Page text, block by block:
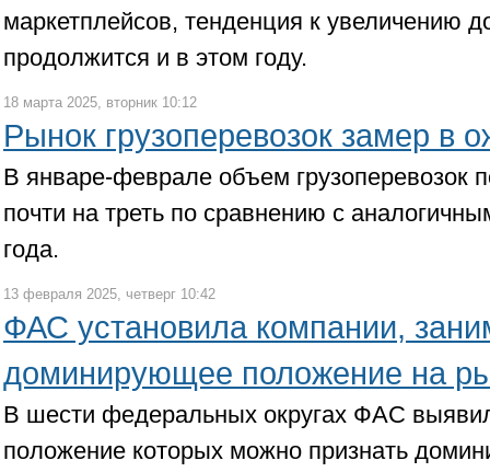
маркетплейсов, тенденция к увеличению
продолжится и в этом году.
18 марта 2025, вторник 10:12
Рынок грузоперевозок замер в
В январе-феврале объем грузоперевозок
почти на треть по сравнению с
года.
13 февраля 2025, четверг 10:42
ФАС установила компании,
доминирующее положение на
В шести федеральных округах ФАС
положение которых можно признать